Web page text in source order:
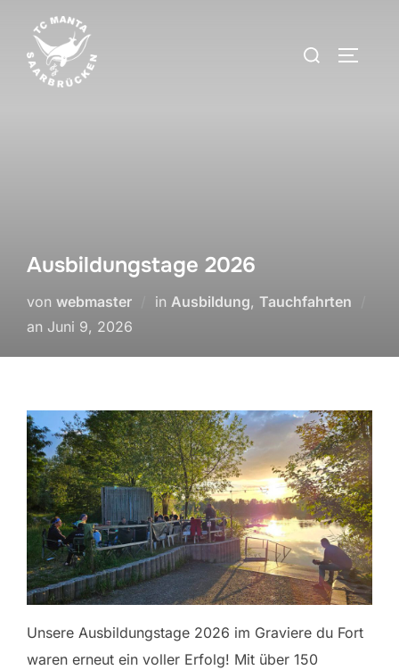
Inhalt
springen
Suchen
Ausbildungstage 2026
von webmaster in Ausbildung, Tauchfahrten
an Veröffentlicht
Juni 9, 2026
Unsere Ausbildungstage 2026 im Graviere du Fort
waren erneut ein voller Erfolg! Mit über 150